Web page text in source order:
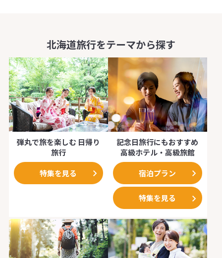
レンタル時間に
をご用意してい
ポットでサクッ
におすすめの1
ざまな観光スポ
たい方向け１日
並み散策やお買
にぴったりの1
す。レンタル料
すべて揃うので
軽にお越しくだ
【所要時間】
当日6時間以上
北海道旅行をテーマから探す
弾丸で旅を楽しむ 日帰り
旅行
特集を見る
記念日旅行にもおすすめ
高級ホテル・高級旅館
宿泊プラン
特集を見る